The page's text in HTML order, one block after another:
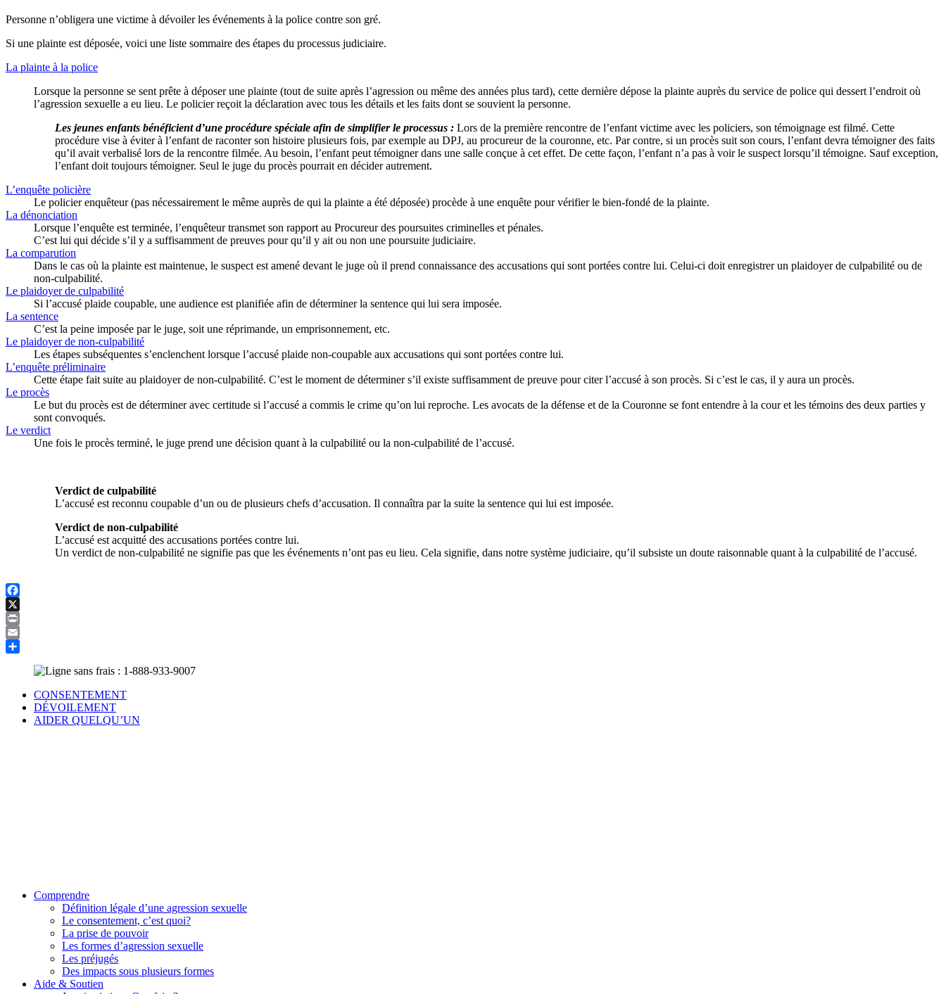
Personne n’obligera une victime à dévoiler les événements à la police contre son gré.
Si une plainte est déposée, voici une liste sommaire des étapes du processus judiciaire.
La plainte à la police
Lorsque la personne se sent prête à déposer une plainte (tout de suite après l’agression ou même des années plus tard), cette dernière dépose la plainte auprès du service de police qui dessert l’endroit où
l’agression sexuelle a eu lieu. Le policier reçoit la déclaration avec tous les détails et les faits dont se souvient la personne.
Les jeunes enfants bénéficient d’une procédure spéciale afin de simplifier le processus : Lors de la première rencontre de l’enfant victime avec les policiers, son témoignage est filmé. Cette
procédure vise à éviter à l’enfant de raconter son histoire plusieurs fois, par exemple au DPJ, au procureur de la couronne, etc. Par contre, si un procès suit son cours, l’enfant devra témoigner des faits
qu’il avait verbalisé lors de la rencontre filmée. Au besoin, l’enfant peut témoigner dans une salle conçue à cet effet. De cette façon, l’enfant n’a pas à voir le suspect lorsqu’il témoigne. Sauf exception,
l’enfant doit toujours témoigner. Seul le juge du procès pourrait en décider autrement.
L’enquête policière
Le policier enquêteur (pas nécessairement le même auprès de qui la plainte a été déposée) procède à une enquête pour vérifier le bien-fondé de la plainte.
La dénonciation
Lorsque l’enquête est terminée, l’enquêteur transmet son rapport au Procureur des poursuites criminelles et pénales.
C’est lui qui décide s’il y a suffisamment de preuves pour qu’il y ait ou non une poursuite judiciaire.
La comparution
Dans le cas où la plainte est maintenue, le suspect est amené devant le juge où il prend connaissance des accusations qui sont portées contre lui. Celui-ci doit enregistrer un plaidoyer de culpabilité ou de
non-culpabilité.
Le plaidoyer de culpabilité
Si l’accusé plaide coupable, une audience est planifiée afin de déterminer la sentence qui lui sera imposée.
La sentence
C’est la peine imposée par le juge, soit une réprimande, un emprisonnement, etc.
Le plaidoyer de non-culpabilité
Les étapes subséquentes s’enclenchent lorsque l’accusé plaide non-coupable aux accusations qui sont portées contre lui.
L’enquête préliminaire
Cette étape fait suite au plaidoyer de non-culpabilité. C’est le moment de déterminer s’il existe suffisamment de preuve pour citer l’accusé à son procès. Si c’est le cas, il y aura un procès.
Le procès
Le but du procès est de déterminer avec certitude si l’accusé a commis le crime qu’on lui reproche. Les avocats de la défense et de la Couronne se font entendre à la cour et les témoins des deux parties y
sont convoqués.
Le verdict
Une fois le procès terminé, le juge prend une décision quant à la culpabilité ou la non-culpabilité de l’accusé.
Verdict de culpabilité
L’accusé est reconnu coupable d’un ou de plusieurs chefs d’accusation. Il connaîtra par la suite la sentence qui lui est imposée.
Verdict de non-culpabilité
L’accusé est acquitté des accusations portées contre lui.
Un verdict de non-culpabilité ne signifie pas que les événements n’ont pas eu lieu. Cela signifie, dans notre système judiciaire, qu’il subsiste un doute raisonnable quant à la culpabilité de l’accusé.
Facebook
X
Print
Email
CONSENTEMENT
DÉVOILEMENT
AIDER QUELQU’UN
Comprendre
Définition légale d’une agression sexuelle
Le consentement, c’est quoi?
La prise de pouvoir
Les formes d’agression sexuelle
Les préjugés
Des impacts sous plusieurs formes
Aide & Soutien